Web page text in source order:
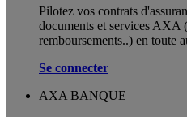
Pilotez vos contrats
documents et services AXA
remboursements..) en toute
Se connecter
AXA BANQUE